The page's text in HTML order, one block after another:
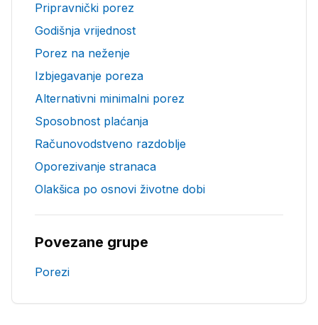
Pripravnički porez
Godišnja vrijednost
Porez na neženje
Izbjegavanje poreza
Alternativni minimalni porez
Sposobnost plaćanja
Računovodstveno razdoblje
Oporezivanje stranaca
Olakšica po osnovi životne dobi
Povezane grupe
Porezi